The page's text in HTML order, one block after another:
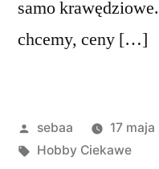
samo
chcemy, ceny […]
Posted
by
sebaa 17
Tagi:
Hobby Ciekawe